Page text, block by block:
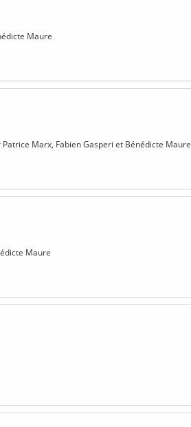
Maure
Marx, Fabien Gasperi et Bénédicte Maure
Maure